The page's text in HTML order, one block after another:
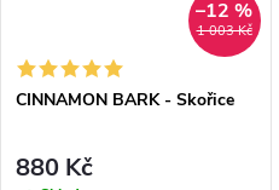
1 003 Kč
–12 %
CINNAMON BARK - Skořice
880 Kč